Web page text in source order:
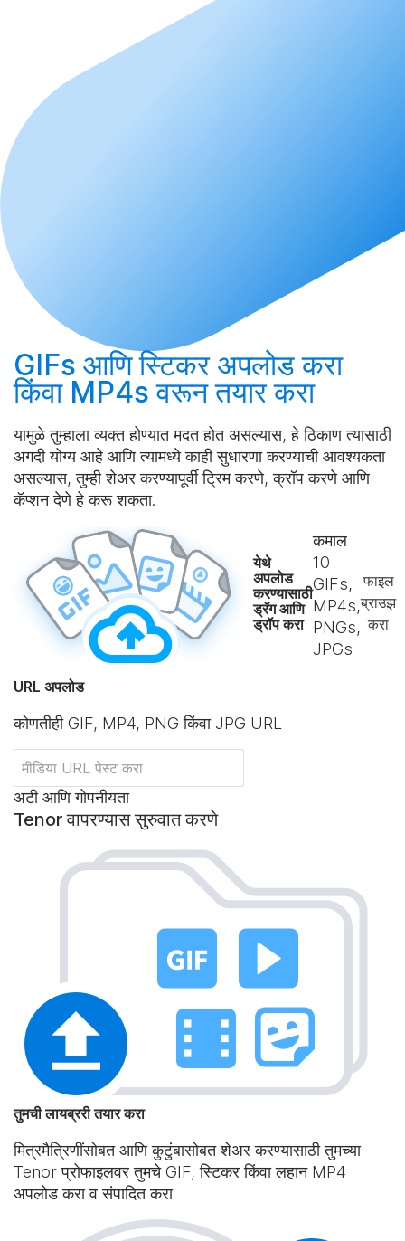
GIFs आणि स्टिकर अपलोड करा
किंवा MP4s वरूनतयार करा
यामुळे तुम्हाला व्यक्त होण्यात मदत होत असल्यास, हे ठिकाण त्यासाठी
अगदी योग्य आहे आणि त्यामध्ये काही सुधारणा करण्याची आवश्यकता
असल्यास, तुम्ही शेअर करण्यापूर्वी ट्रिम करणे, क्रॉप करणे आणि
कॅप्शन देणे हे करू शकता.
येथे
अपलोड
करण्यासाठी
ड्रॅग आणि
ड्रॉप करा
कमाल
10
GIFs,
MP4s,
PNGs,
JPGs
फाइल
ब्राउझ
करा
URL अपलोड
कोणतीही GIF, MP4, PNG किंवा JPG URL
अटी आणि गोपनीयता
Tenor वापरण्यास सुरुवात करणे
तुमची लायब्ररी तयार करा
मित्रमैत्रिणींसोबत आणि कुटुंबासोबत शेअर करण्यासाठी तुमच्या
Tenor प्रोफाइलवर तुमचे GIF, स्टिकर किंवा लहान MP4
अपलोड करा व संपादित करा